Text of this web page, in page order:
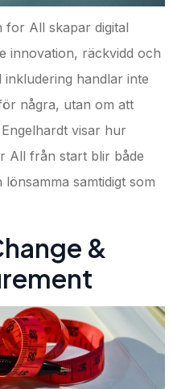
for All skapar digital
innovation, räckvidd och
handlar inte
några, utan om att
visar hur
All från start blir både
samtidigt som
&